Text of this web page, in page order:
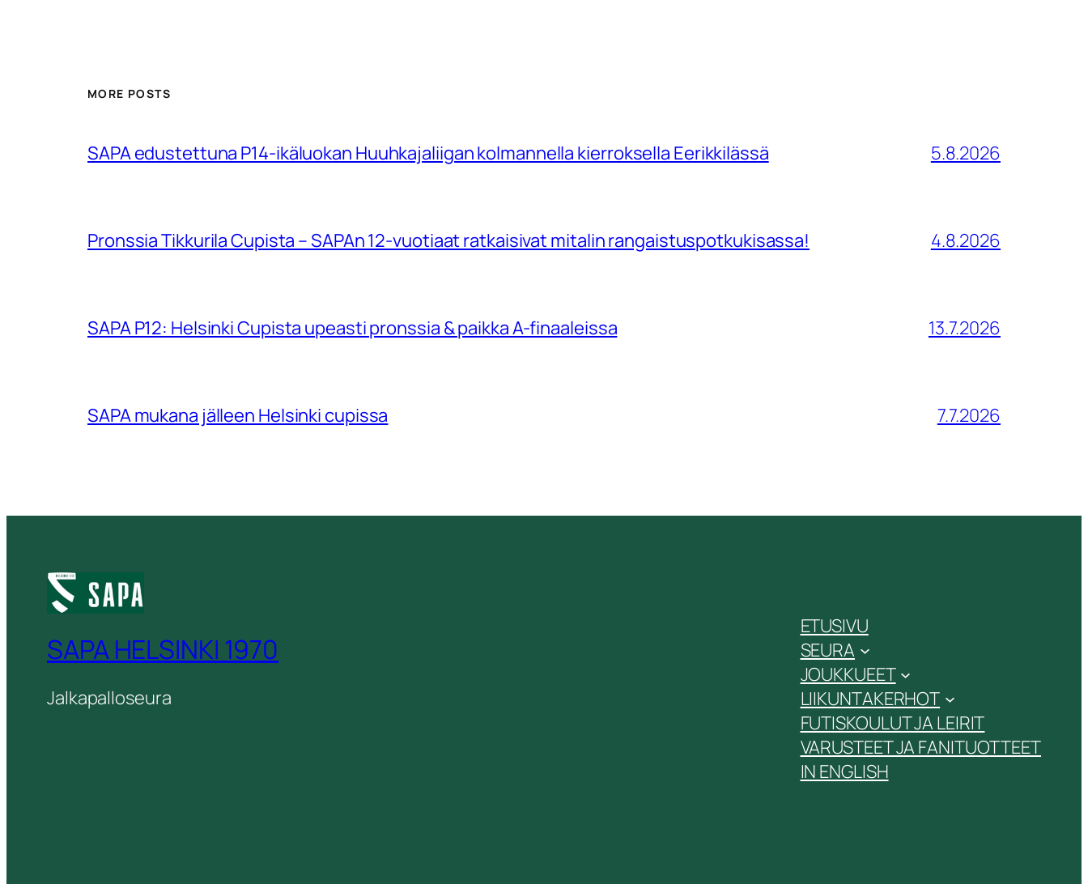
MORE POSTS
SAPA edustettuna P14-ikäluokan Huuhkajaliigan kolmannella kierroksella Eerikkilässä 5.8.2026
Pronssia Tikkurila Cupista – SAPAn 12-vuotiaat ratkaisivat mitalin rangaistuspotkukisassa! 4.8.2026
SAPA P12: Helsinki Cupista upeasti pronssia & paikka A-finaaleissa 13.7.2026
SAPA mukana jälleen Helsinki cupissa 7.7.2026
SAPA HELSINKI 1970
Jalkapalloseura
ETUSIVU
SEURA
JOUKKUEET
LIIKUNTAKERHOT
FUTISKOULUT JA LEIRIT
VARUSTEET JA FANITUOTTEET
IN ENGLISH